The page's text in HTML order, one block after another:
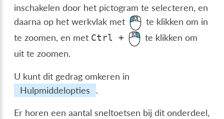
inschakelen door het pictogram te selecteren, en
daarna op het werkvlak met
te klikken om in
te zoomen, en met Ctrl +
te klikken om
uit te zoomen.
U kunt dit gedrag omkeren in
Hulpmiddelopties
.
Er horen een aantal sneltoetsen bij dit onderdeel,